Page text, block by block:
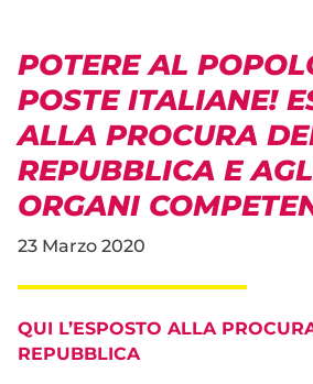
POTERE AL
POSTE ITALIANE!
ALLA PROCURA
REPUBBLICA E
ORGANI
23 Marzo 2020
QUI L’ESPOSTO ALLA
REPUBBLICA